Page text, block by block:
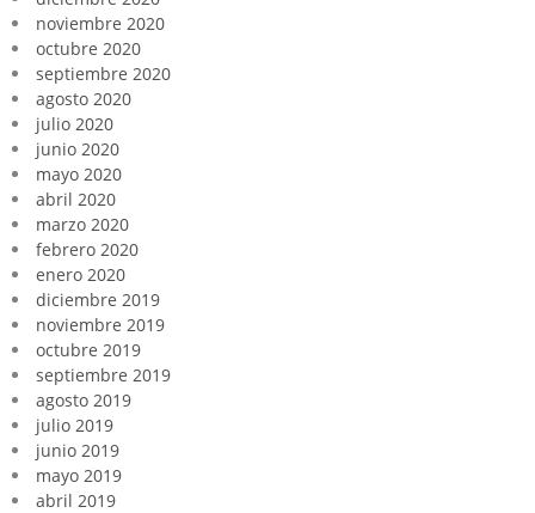
noviembre 2020
octubre 2020
septiembre 2020
agosto 2020
julio 2020
junio 2020
mayo 2020
abril 2020
marzo 2020
febrero 2020
enero 2020
diciembre 2019
noviembre 2019
octubre 2019
septiembre 2019
agosto 2019
julio 2019
junio 2019
mayo 2019
abril 2019